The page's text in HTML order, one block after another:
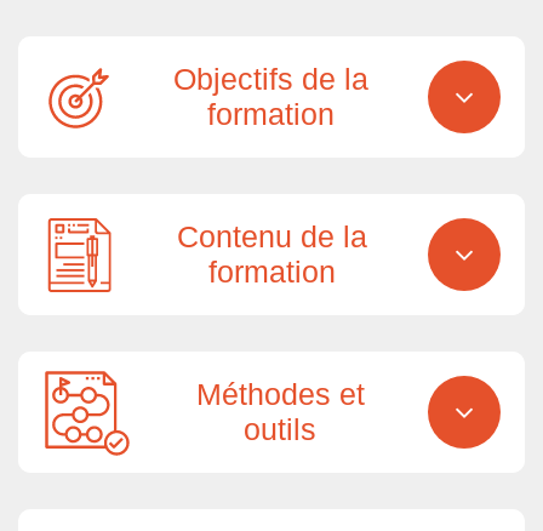
Objectifs de la
formation
Contenu de la
formation
Méthodes et
outils